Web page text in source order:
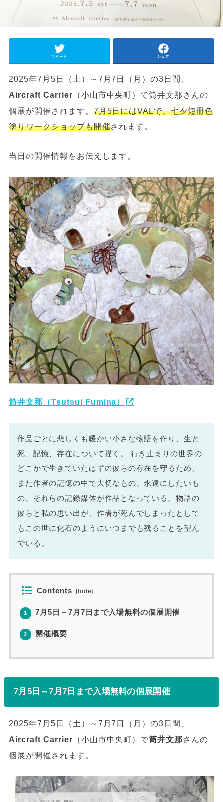
ツイート シェア
2025年7月5日（土）～7月7日（月）の3日間、
Aircraft Carrier （小山市中央町）で筒井文那さんの
個展が開催されます。 7月5日にはVALで、七夕短冊色
塗りワークショップも開催されます。
当日の開催情報をお伝えします。
筒井文那（Tsutsui Fumina）
作品ごとに悲しくも暖かい小さな物語を作り、生と
死、記憶、存在について描く。 行き止まりの世界の
どこかで生きていたはずの彼らの存在を守るため、
また作者の記憶の中で大切なもの、永遠にしたいも
の、それらの記録媒体が作品となっている。物語の
彼らと私の思い出が、作者が死んでしまったとして
もこの世に化石のようにいつまでも残ることを望ん
でいる。
Contents [hide]
1 7月5日～7月7日まで入場無料の個展開催
2 開催概要
7月5日～7月7日まで入場無料の個展開催
2025年7月5日（土）～7月7日（月）の3日間、
Aircraft Carrier （小山市中央町）で筒井文那さんの
個展が開催されます。